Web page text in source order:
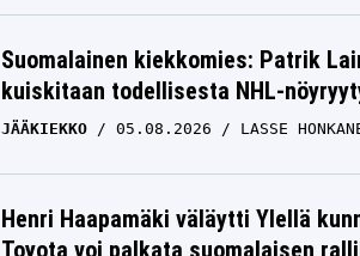
Suomalainen kiekkomies: Patrik
kuiskitaan todellisesta NHL-
JÄÄKIEKKO 05.08.2026 LASSE
Henri Haapamäki väläytti Ylellä